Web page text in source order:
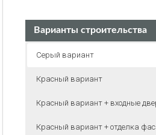
Варианты строительства
Серый вариант
Красный вариант
Красный вариант + входные
Красный вариант + отделка